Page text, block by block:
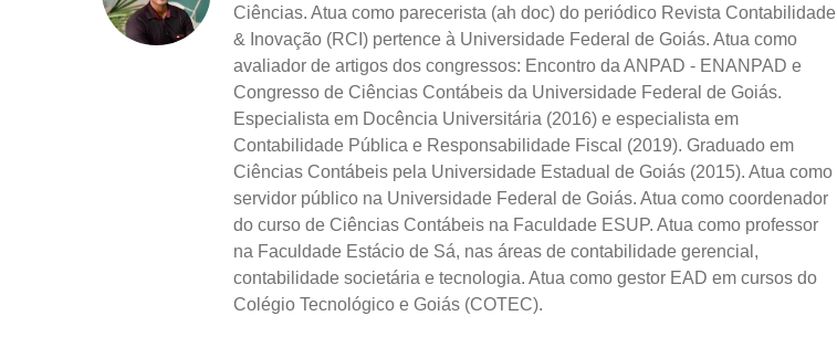
Ciências. Atua como parecerista (ah doc) do periódico Revista Contabilidade
& Inovação (RCI) pertence à Universidade Federal de Goiás. Atua como
avaliador de artigos dos congressos: Encontro da ANPAD - ENANPAD e
Congresso de Ciências Contábeis da Universidade Federal de Goiás.
Especialista em Docência Universitária (2016) e especialista em
Contabilidade Pública e Responsabilidade Fiscal (2019). Graduado em
Ciências Contábeis pela Universidade Estadual de Goiás (2015). Atua como
servidor público na Universidade Federal de Goiás. Atua como coordenador
do curso de Ciências Contábeis na Faculdade ESUP. Atua como professor
na Faculdade Estácio de Sá, nas áreas de contabilidade gerencial,
contabilidade societária e tecnologia. Atua como gestor EAD em cursos do
Colégio Tecnológico e Goiás (COTEC).